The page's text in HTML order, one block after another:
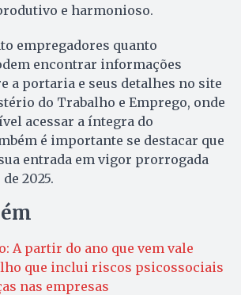
e harmonioso.
empregadores quanto
encontrar informações
a portaria e seus detalhes no site
do Trabalho e Emprego, onde
acessar a íntegra do
é importante se destacar que
entrada em vigor prorrogada
2025.
A partir do ano que vem vale
que inclui riscos psicossociais
nas empresas